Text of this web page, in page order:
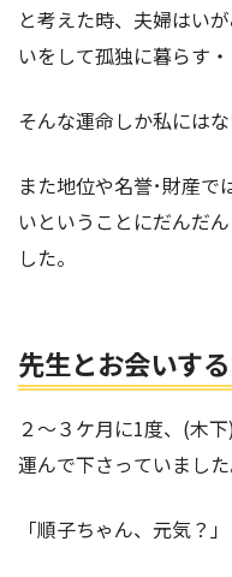
と考えた時、夫婦はい
いをして孤独に暮らす・
そんな運命しか私には
また地位や名誉･財産で
いということにだんだ
した。
先生とお会いす
２～３ケ月に1度、(木
運んで下さっていました
「順子ちゃん、元気？」